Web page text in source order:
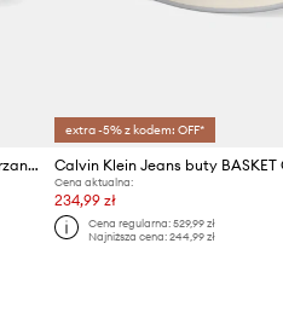
Calvin Klein Jeans sneakersy skórzane CLASSIC CUPSOLE ZIP LOW IN
extra -5% z kodem: OFF*
Cena aktualna:
234,99 zł
Cena regularna: 529,99 zł
Najniższa cena: 244,99 zł